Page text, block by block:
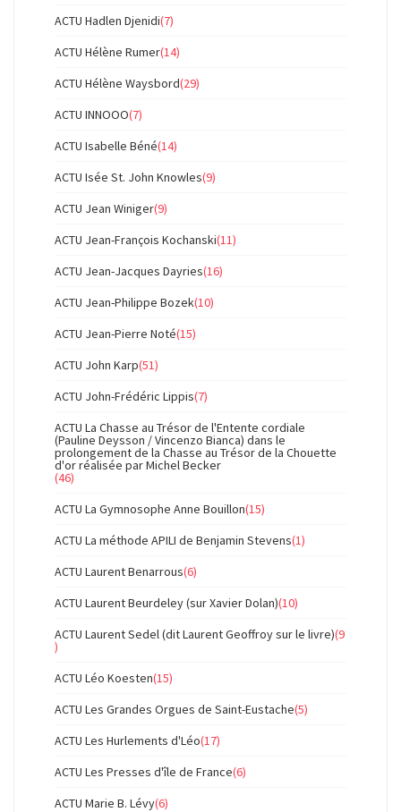
ACTU Hadlen Djenidi(7)
ACTU Hélène Rumer(14)
ACTU Hélène Waysbord(29)
ACTU INNOOO(7)
ACTU Isabelle Béné(14)
ACTU Isée St. John Knowles(9)
ACTU Jean Winiger(9)
ACTU Jean-François Kochanski(11)
ACTU Jean-Jacques Dayries(16)
ACTU Jean-Philippe Bozek(10)
ACTU Jean-Pierre Noté(15)
ACTU John Karp(51)
ACTU John-Frédéric Lippis(7)
ACTU La Chasse au Trésor de l'Entente cordiale
(Pauline Deysson / Vincenzo Bianca) dans le
prolongement de la Chasse au Trésor de la Chouette
d'or réalisée par Michel Becker
(46)
ACTU La Gymnosophe Anne Bouillon(15)
ACTU La méthode APILI de Benjamin Stevens(1)
ACTU Laurent Benarrous(6)
ACTU Laurent Beurdeley (sur Xavier Dolan)(10)
ACTU Laurent Sedel (dit Laurent Geoffroy sur le livre)(9
)
ACTU Léo Koesten(15)
ACTU Les Grandes Orgues de Saint-Eustache(5)
ACTU Les Hurlements d'Léo(17)
ACTU Les Presses d'île de France(6)
ACTU Marie B. Lévy(6)